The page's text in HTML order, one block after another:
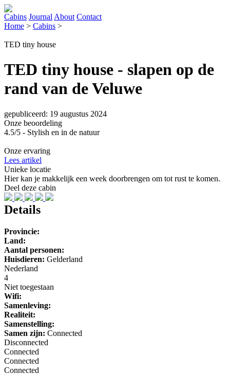
Cabins Journal About Contact
Home > Cabins >
TED tiny house
TED tiny house - slapen op de
rand van de Veluwe
gepubliceerd: 19 augustus 2024
Onze beoordeling
4.5/5 - Stylish en in de natuur
Onze ervaring
Lees artikel
Unieke locatie
Hier kan je makkelijk een week doorbrengen om tot rust te komen.
Deel deze cabin
Details
Provincie:
Land:
Aantal personen:
Huisdieren: Gelderland
Nederland
4
Niet toegestaan
Wifi:
Samenleving:
Realiteit:
Samenstelling:
Samen zijn: Connected
Disconnected
Connected
Connected
Connected